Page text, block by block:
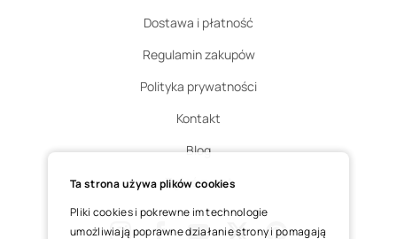
Dostawa i płatność
Regulamin zakupów
Polityka prywatności
Kontakt
Blog
Zgłoś zwrot
Ta strona używa plików cookies
Pliki cookies i pokrewne im technologie
umożliwiają poprawne działanie strony i pomagają